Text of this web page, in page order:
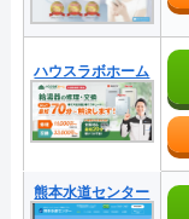
ハウスラボホーム
熊本水道センター